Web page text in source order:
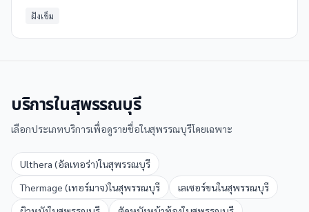
ฝังเข็ม
บริการในสุพรรณบุรี
เลือกประเภทบริการเพื่อดูรายชื่อในสุพรรณบุรีโดยเฉพาะ
Ulthera (อัลเทอร่า)ในสุพรรณบุรี
Thermage (เทอร์มาจ)ในสุพรรณบุรี เลเซอร์ขนในสุพรรณบุรี